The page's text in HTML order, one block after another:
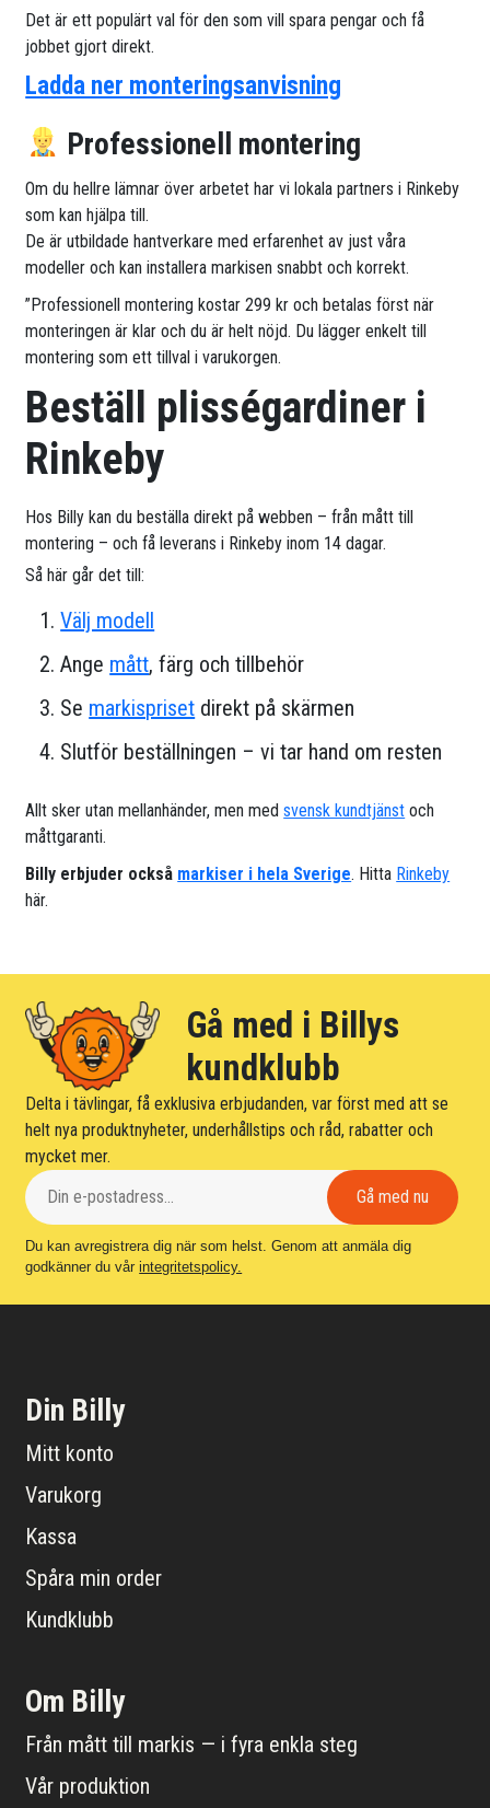
Det är ett populärt val för den som vill spara pengar och få
jobbet gjort direkt.
Ladda ner monteringsanvisning
Professionell montering
Om du hellre lämnar över arbetet har vi lokala partners i Rinkeby
som kan hjälpa till.
De är utbildade hantverkare med erfarenhet av just våra
modeller och kan installera markisen snabbt och korrekt.
”Professionell montering kostar 299 kr och betalas först när
monteringen är klar och du är helt nöjd. Du lägger enkelt till
montering som ett tillval i varukorgen.
Beställ plisségardiner i
Rinkeby
Hos Billy kan du beställa direkt på webben – från mått till
montering – och få leverans i Rinkeby inom 14 dagar.
Så här går det till:
Välj modell
Ange mått, färg och tillbehör
Se markispriset direkt på skärmen
Slutför beställningen – vi tar hand om resten
Allt sker utan mellanhänder, men medsvensk kundtjänst och
måttgaranti.
Billy erbjuder också markiser i hela Sverige. Hitta Rinkeby
här.
Gå med i Billys
kundklubb
Delta i tävlingar, få exklusiva erbjudanden, var först med att se
helt nya produktnyheter, underhållstips och råd, rabatter och
mycket mer.
Du kan avregistrera dig när som helst. Genom att anmäla dig
godkänner du vårintegritetspolicy.
Din Billy
Mitt konto
Varukorg
Kassa
Spåra min order
Kundklubb
Om Billy
Från mått till markis — i fyra enkla steg
Vår produktion